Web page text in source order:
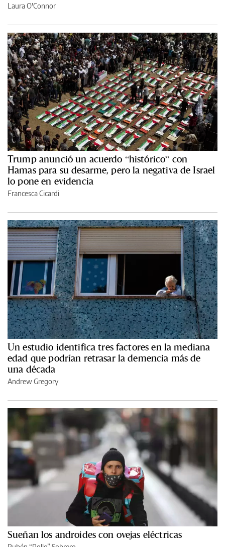
Laura O'Connor
Trump anunció un acuerdo “histórico” con
Hamas para su desarme, pero la negativa de Israel
lo pone en evidencia
Francesca Cicardi
Un estudio identifica tres factores en la mediana
edad que podrían retrasar la demencia más de
una década
Andrew Gregory
Sueñan los androides con ovejas eléctricas